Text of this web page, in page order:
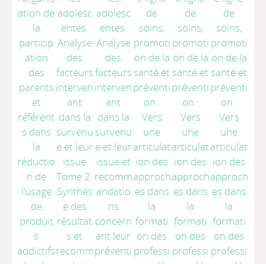
ation de
la
particip
ation
des
parents
et
référent
s dans
la
réductio
n de
l’usage
de
produit
s
addictifs
adolesc
entes.
Analyse
des
facteurs
interven
ant
dans la
survenu
e et leur
issue
Tome 2.
Synthès
e des
résultat
s et
recomm
adolesc
entes.
Analyse
des
facteurs
interven
ant
dans la
survenu
e et leur
issue et
recomm
andatio
ns
concern
ant leur
préventi
de
soins,
promoti
on de la
santé et
préventi
on :
Vers
une
articulat
ion des
approch
es dans
la
formati
on des
professi
de
soins,
promoti
on de la
santé et
préventi
on :
Vers
une
articulat
ion des
approch
es dans
la
formati
on des
professi
de
soins,
promoti
on de la
santé et
préventi
on :
Vers
une
articulat
ion des
approch
es dans
la
formati
on des
professi